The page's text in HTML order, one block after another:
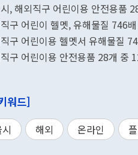
, 해외직구 어린이용 안전용품
구 어린이 헬멧, 유해물질 746
구 어린이용 헬멧서 유해물질
구 어린이용 안전용품 28개 중
워드]
해외 온라인